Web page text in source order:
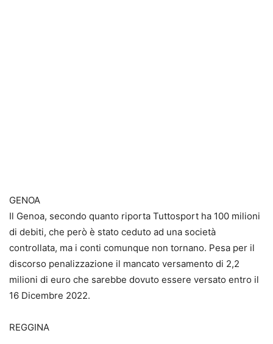
GENOA
Il Genoa, secondo quanto riporta Tuttosport ha 100 milioni
di debiti, che però è stato ceduto ad una società
controllata, ma i conti comunque non tornano. Pesa per il
discorso penalizzazione il mancato versamento di 2,2
milioni di euro che sarebbe dovuto essere versato entro il
16 Dicembre 2022.
REGGINA